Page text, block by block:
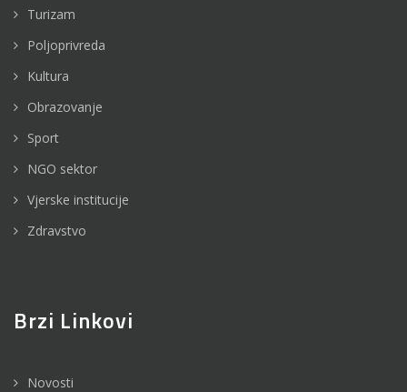
Turizam
Poljoprivreda
Kultura
Obrazovanje
Sport
NGO sektor
Vjerske institucije
Zdravstvo
Brzi Linkovi
Novosti